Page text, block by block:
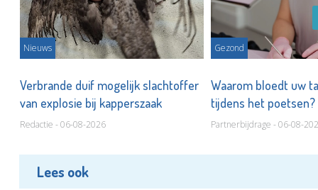
Nieuws
Verbrande duif mogelijk slachtoffer
van explosie bij kapperszaak
Redactie - 06-08-2026
Gezond
Waarom bloedt uw
tijdens het poetsen?
Partnerbijdrage - 06-08-
Lees ook